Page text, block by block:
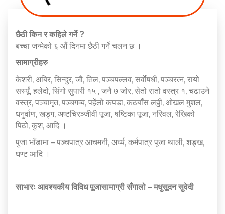
छैठी किन र कहिले गर्ने ?
बच्चा जन्मेको ६ औं दिनमा छैठी गर्ने चलन छ ।
सामाग्रीहरु
केशरी, अबिर, सिन्दुर, जौ, तिल, पञ्चपल्लव, सर्वाेषधी, पञ्चरत्न, रायो
सर्स्यूं, हलेदो, सिंगो सुपारी १५ , जनै ७ जोर, सेतो रातो वस्त्र १, चढाउने
वस्त्र, पञ्चामृत, पञ्चगव्य, पहेंलो कपडा, कठबाँस लठ्ठी, ओखल मुशल,
धनुर्वाण, खड्ग, अष्टचिरञ्जीवी पूजा, षष्टिका पूजा, नरिवल, रेखिको
पिठो, कुश, आदि ।
पुजा भाँडामा – पञ्चपात्र आचमनी, अर्घ्य, कर्मपात्र पूजा थाली, शङ्ख,
घण्ट आदि ।
साभारः आवश्यकीय विविध पूजासामाग्री सँगालो – मधुसूदन सुवेदी